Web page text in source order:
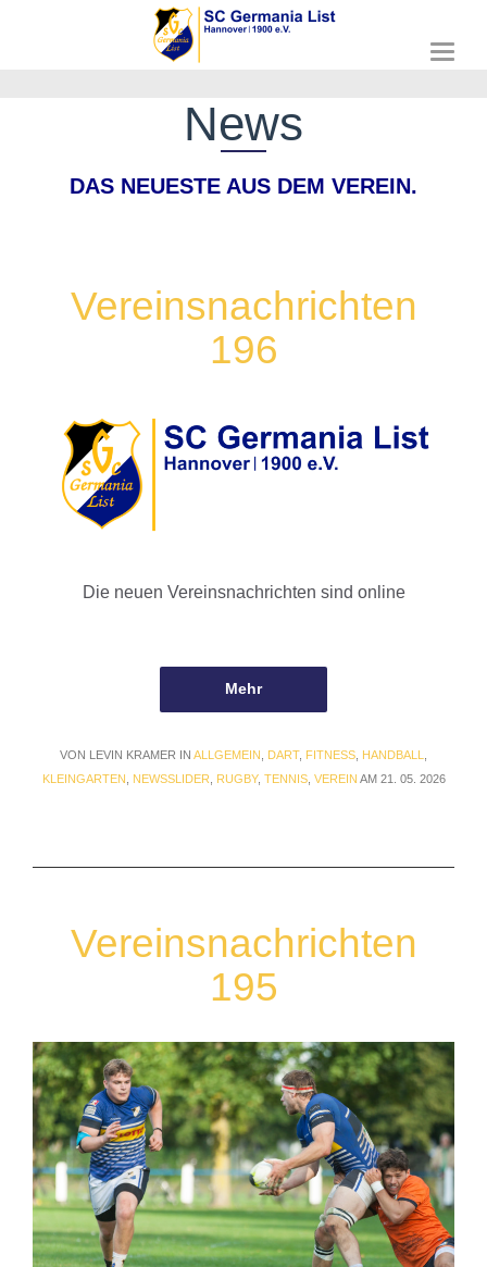
T
News
DAS NEUESTE AUS DEM VEREIN.
Vereinsnachrichten
196
Die neuen Vereinsnachrichten sind online
Mehr
VON LEVIN KRAMER IN ALLGEMEIN DART, FITNESS HANDBALL
KLEINGARTEN
NEWSSLIDER RUGBY, TENNIS, VEREIN AM 21. 05. 2026
Vereinsnachrichten
195